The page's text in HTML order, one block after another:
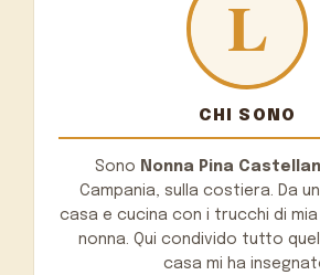
CHI SONO
Sono Nonna Pina
Campania, sulla costiera. Da
casa e cucina con i trucchi di mia
nonna. Qui condivido tutto
casa mi ha